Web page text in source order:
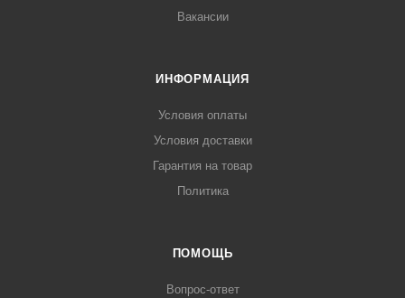
Вакансии
ИНФОРМАЦИЯ
Условия оплаты
Условия доставки
Гарантия на товар
Политика
ПОМОЩЬ
Вопрос-ответ